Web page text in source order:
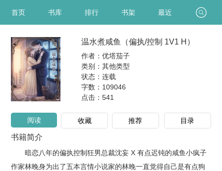
首页 书库 排行 书架 最近
温水煮咸鱼（偏执/控制 1V1 H）
作者：优塔茄子
类别：其他类型
状态：连载
字数：109046
点击： 541
阅读 收藏 推荐 目录
书籍简介
暗恋八年的偏执控制狂男总裁沈妄 X 有点迟钝的咸鱼小疯子
作家林晚身为出了五本言情小说家的林晚一直觉得自己是有点狗